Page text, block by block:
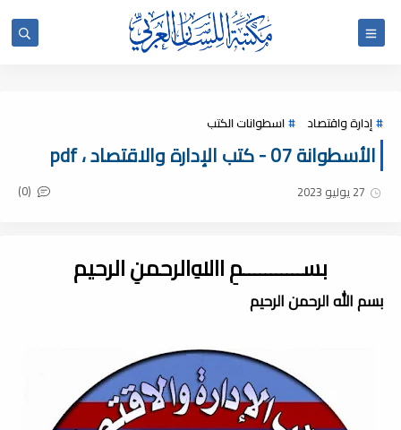
إدارة واقتصاد اسطوانات الكتب
الأسطوانة 07 - كتب الإدارة والاقتصاد ، pdf
27 يوليو 2023 (0)
بســـــــــــمِ اﷲِالرحمنِ الرحيم
بسم الله الرحمن الرحيم